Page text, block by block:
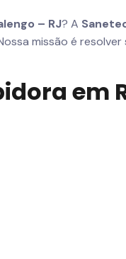
– RJ? A
missão é
em